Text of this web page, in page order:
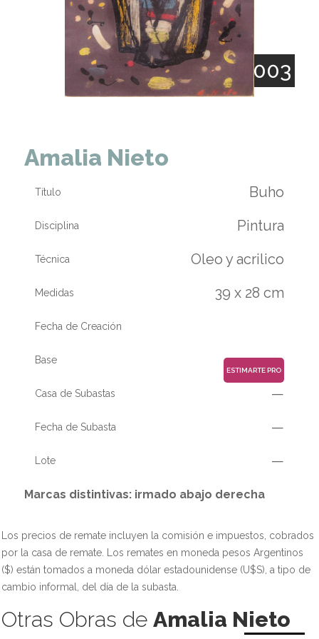
1903 - 2003
Amalia Nieto
Título Buho
Disciplina Pintura
Técnica Oleo y acrilico
Medidas 39 x 28 cm
Fecha de Creación
Base
ESTIMARTE PRO
Casa de Subastas —
Fecha de Subasta —
Lote —
Marcas distintivas: irmado abajo derecha
Los precios de remate incluyen la comisión e impuestos, cobrados
por la casa de remate. Los remates en moneda pesos Argentinos
($) están tomados a moneda dólar estadounidense (U$S), a tipo de
cambio informal, del día de la subasta.
Otras Obras de Amalia Nieto